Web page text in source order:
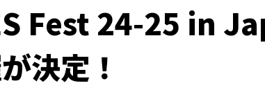
Fest 24-25 in
決定！